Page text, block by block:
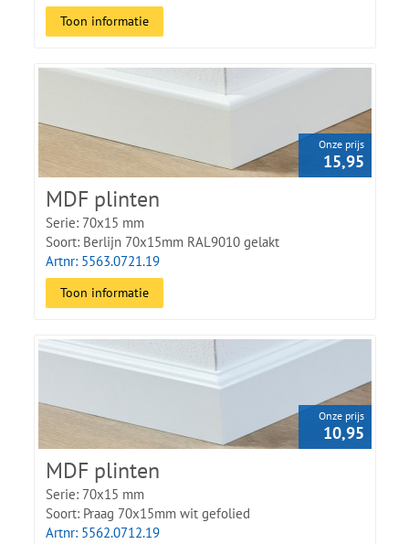
Toon informatie
Onze prijs
15,95
MDF plinten
Serie: 70x15 mm
Soort: Berlijn 70x15mm RAL9010 gelakt
Artnr: 5563.0721.19
Toon informatie
Onze prijs
10,95
MDF plinten
Serie: 70x15 mm
Soort: Praag 70x15mm wit gefolied
Artnr: 5562.0712.19